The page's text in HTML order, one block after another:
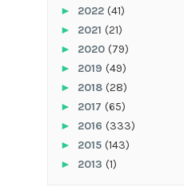
► 2022 (41)
► 2021 (21)
► 2020 (79)
► 2019 (49)
► 2018 (28)
► 2017 (65)
► 2016 (333)
► 2015 (143)
► 2013 (1)